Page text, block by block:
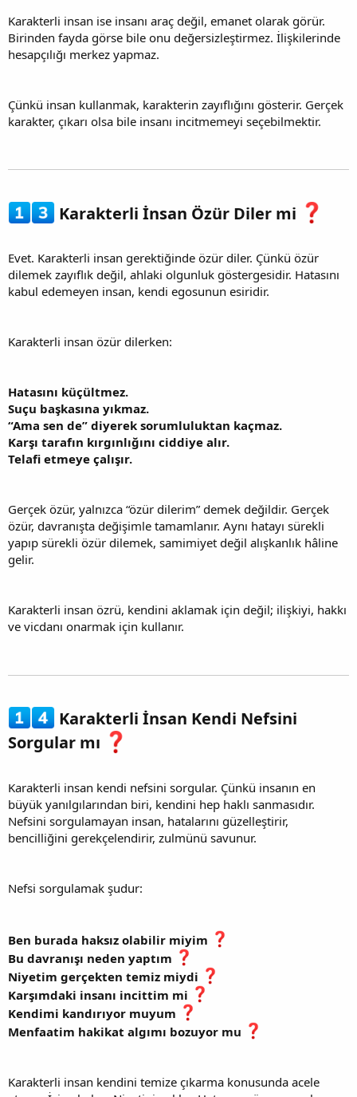
Karakterli insan ise insanı araç değil, emanet olarak görür.
Birinden fayda görse bile onu değersizleştirmez. İlişkilerinde
hesapçılığı merkez yapmaz.
Çünkü insan kullanmak, karakterin zayıflığını gösterir. Gerçek
karakter, çıkarı olsa bile insanı incitmemeyi seçebilmektir.
Karakterli İnsan Özür Diler mi
Evet. Karakterli insan gerektiğinde özür diler. Çünkü özür
dilemek zayıflık değil, ahlaki olgunluk göstergesidir. Hatasını
kabul edemeyen insan, kendi egosunun esiridir.
Karakterli insan özür dilerken:
Hatasını küçültmez.
Suçu başkasına yıkmaz.
“Ama sen de” diyerek sorumluluktan kaçmaz.
Karşı tarafın kırgınlığını ciddiye alır.
Telafi etmeye çalışır.
Gerçek özür, yalnızca “özür dilerim” demek değildir. Gerçek
özür, davranışta değişimle tamamlanır. Aynı hatayı sürekli
yapıp sürekli özür dilemek, samimiyet değil alışkanlık hâline
gelir.
Karakterli insan özrü, kendini aklamak için değil; ilişkiyi, hakkı
ve vicdanı onarmak için kullanır.
Karakterli İnsan Kendi Nefsini
Sorgular mı
Karakterli insan kendi nefsini sorgular. Çünkü insanın en
büyük yanılgılarından biri, kendini hep haklı sanmasıdır.
Nefsini sorgulamayan insan, hatalarını güzelleştirir,
bencilliğini gerekçelendirir, zulmünü savunur.
Nefsi sorgulamak şudur:
Ben burada haksız olabilir miyim
Bu davranışı neden yaptım
Niyetim gerçekten temiz miydi
Karşımdaki insanı incittim mi
Kendimi kandırıyor muyum
Menfaatim hakikat algımı bozuyor mu
Karakterli insan kendini temize çıkarma konusunda acele